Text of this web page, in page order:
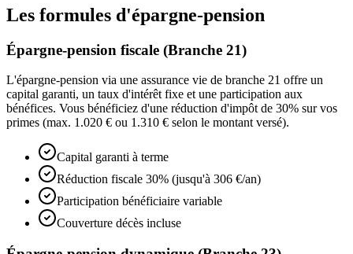
Les formules d'épargne-pension
Épargne-pension fiscale (Branche 21)
L'épargne-pension via une assurance vie de branche 21 offre un
capital garanti, un taux d'intérêt fixe et une participation aux
bénéfices. Vous bénéficiez d'une réduction d'impôt de 30% sur vos
primes (max. 1.020 € ou 1.310 € selon le montant versé).
Capital garanti à terme
Réduction fiscale 30% (jusqu'à 306 €/an)
Participation bénéficiaire variable
Couverture décès incluse